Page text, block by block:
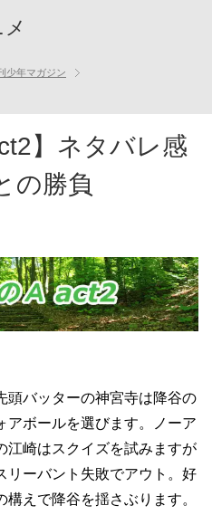
少年マガジン
】ネタバレ感
の勝負
頭バッターの神宮寺は降谷の
アボールを選びます。ノーア
江崎はスクイズを試みますが
リーバント失敗でアウト。好
えで降谷を揺さぶります。